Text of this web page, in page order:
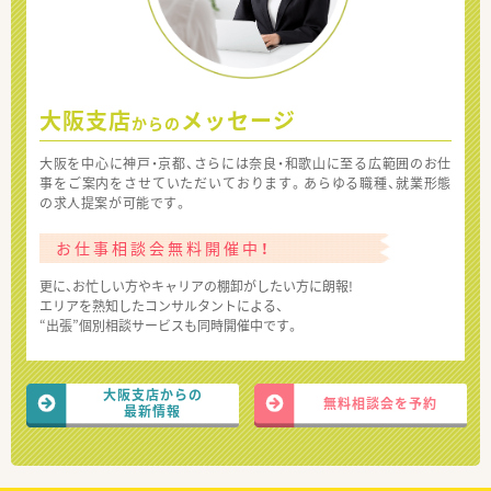
大阪支店からの メッセージ
大阪を中心に神戸・京都、さらには奈良・和歌山に至る広範囲のお仕
事をご案内をさせていただいております。あらゆる職種、就業形態
の求人提案が可能です。
お仕事相談会無料開催中！
更に、お忙しい方やキャリアの棚卸がしたい方に朗報!
エリアを熟知したコンサルタントによる、
“出張”個別相談サービスも同時開催中です。
大阪支店からの
最新情報
無料相談会を予約